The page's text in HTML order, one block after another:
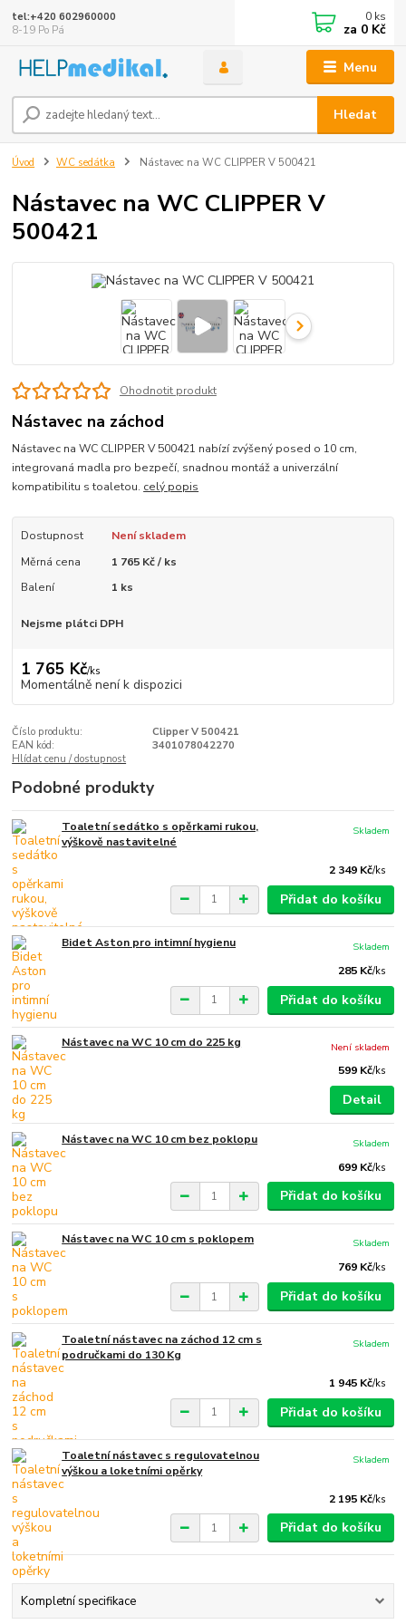
Menu
Hledat
tel:+420 602960000
8-19 Po Pá
0 ks
za 0 Kč
Úvod WC sedátka Nástavec na WC CLIPPER V 500421
Nástavec na WC CLIPPER V
500421
Ohodnotit produkt
Nástavec na záchod
Nástavec na WC CLIPPER V 500421 nabízí zvýšený posed o 10 cm,
integrovaná madla pro bezpečí, snadnou montáž a univerzální
kompatibilitu s toaletou. celý popis
Dostupnost
Není skladem
Měrná cena
1 765 Kč / ks
Balení
1 ks
Nejsme plátci DPH
1 765 Kč/ks
Momentálně není k dispozici
Číslo produktu:
Clipper V 500421
EAN kód:
3401078042270
Hlídat cenu / dostupnost
Podobné produkty
Toaletní sedátko s opěrkami rukou,
výškově nastavitelné
2 349 Kč/ks
Skladem
Přidat do košíku
Bidet Aston pro intimní hygienu
285 Kč/ks
Skladem
Přidat do košíku
Nástavec na WC 10 cm do 225 kg
599 Kč/ks
Není skladem
Detail
Nástavec na WC 10 cm bez poklopu
699 Kč/ks
Skladem
Přidat do košíku
Nástavec na WC 10 cm s poklopem
769 Kč/ks
Skladem
Přidat do košíku
Toaletní nástavec na záchod 12 cm s
područkami do 130 Kg
1 945 Kč/ks
Skladem
Přidat do košíku
Toaletní nástavec s regulovatelnou
výškou a loketními opěrky
2 195 Kč/ks
Skladem
Přidat do košíku
Kompletní specifikace